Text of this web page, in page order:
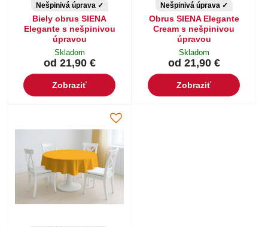
Nešpinivá úprava ✓
Biely obrus SIENA
Elegante s nešpinivou
úpravou
Skladom
od 21,90 €
Zobraziť
Nešpinivá úprava ✓
Obrus SIENA Elegante
Cream s nešpinivou
úpravou
Skladom
od 21,90 €
Zobraziť